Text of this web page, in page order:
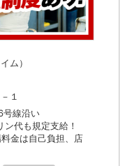
ム）
１
号線沿い
代も規定支給！
金は自己負担、店